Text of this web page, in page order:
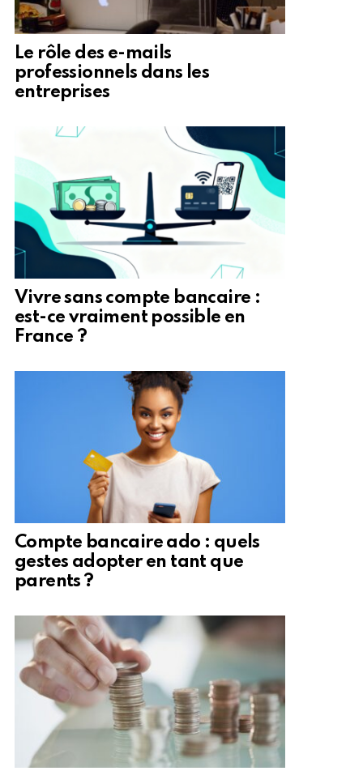
Le rôle des e-mails
professionnels dans les
entreprises
Vivre sans compte bancaire :
est-ce vraiment possible en
France ?
Compte bancaire ado : quels
gestes adopter en tant que
parents ?